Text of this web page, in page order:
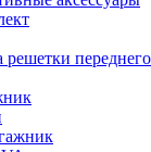
решетки